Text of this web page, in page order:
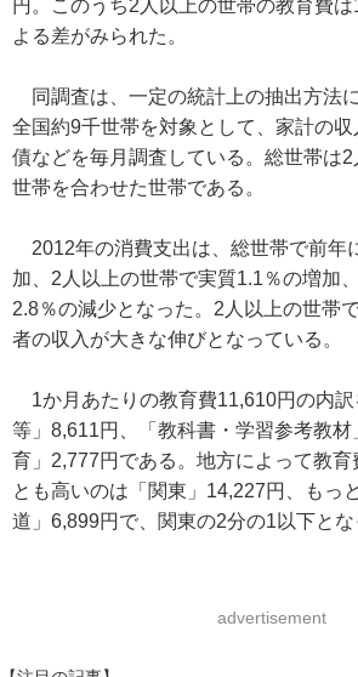
円。このうち2人以上の世帯の教育費
よる差がみられた。
同調査は、一定の統計上の抽出方法
全国約9千世帯を対象として、家計の
債などを毎月調査している。総世帯は
世帯を合わせた世帯である。
2012年の消費支出は、総世帯で前年
加、2人以上の世帯で実質1.1％の増加
2.8％の減少となった。2人以上の世帯
者の収入が大きな伸びとなっている。
1か月あたりの教育費11,610円の内
等」8,611円、「教科書・学習参考教
育」2,777円である。地方によって教育
とも高いのは「関東」14,227円、もっ
道」6,899円で、関東の2分の1以下とな
advertisement